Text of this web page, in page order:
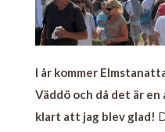
I år kommer
Väddö och då det är
klart att jag blev glad!